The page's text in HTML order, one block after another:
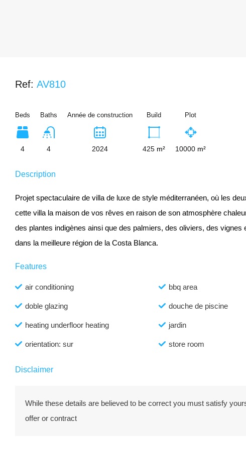
Ref: AV810
Beds
4
Baths
4
Année de construction
2024
Build
425 m²
Plot
10000 m²
Description
Projet spectaculaire de villa de luxe de style méditerranéen, où les
cette villa la maison de vos rêves en raison de son atmosphère
des plantes indigènes ainsi que des palmiers, des oliviers, des
dans la meilleure région de la Costa Blanca.
Features
air conditioning bbq area
doble glazing douche de piscine
heating underfloor heating jardin
orientation: sur store room
Disclaimer
While these details are believed to be correct you must satisfy
offer or contract